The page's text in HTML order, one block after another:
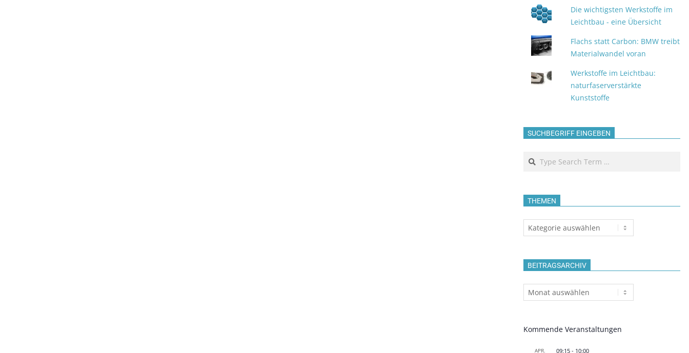
Die wichtigsten Werkstoffe im
Leichtbau - eine Übersicht
Flachs statt Carbon: BMW treibt
Materialwandel voran
Werkstoffe im Leichtbau:
naturfaserverstärkte
Kunststoffe
SUCHBEGRIFF EINGEBEN
Search
THEMEN
Themen
BEITRAGSARCHIV
Beitragsarchiv
Kommende Veranstaltungen
APR. 09:15 - 10:00